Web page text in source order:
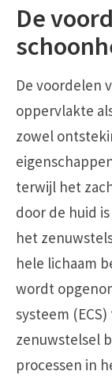
De
De voordelen
oppervlakte
zowel
terwijl het
door de huid
het
hele lichaam
wordt
systeem
zenuwstelsel
processen in